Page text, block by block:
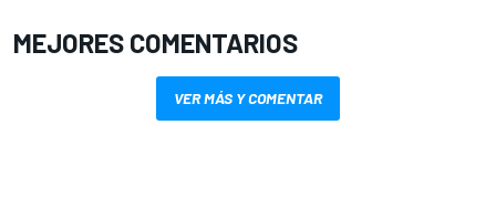
MEJORES COMENTARIOS
VER MÁS Y COMENTAR